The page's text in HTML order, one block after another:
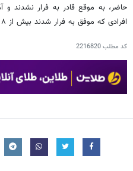
حاضر، به موقع قادر به فرار نشدند
افرادی که موفق به فرار شدند بیش از ۸ یا ۱۳ نفر عنوان شده است.
کد مطلب2216820